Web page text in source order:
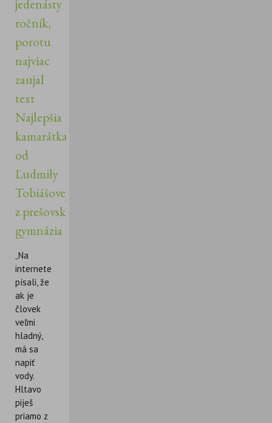
jedenásty
ročník,
porotu
najviac
zaujal
text
Najlepšia
kamarátka
od
Ľudmily
Tobiášovej
z prešovského
gymnázia
„Na
internete
písali, že
ak je
človek
veľmi
hladný,
má sa
napiť
vody.
Hltavo
piješ
priamo z